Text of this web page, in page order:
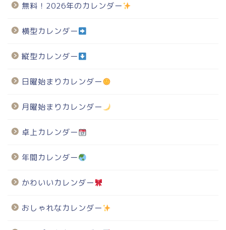
無料！2026年のカレンダー
横型カレンダー
縦型カレンダー
日曜始まりカレンダー
月曜始まりカレンダー
卓上カレンダー
年間カレンダー
かわいいカレンダー
おしゃれなカレンダー